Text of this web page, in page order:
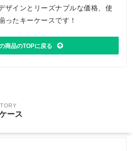
ザインとリーズナブルな価格、使
ったキーケースです！
商品のTOPに戻る
ース